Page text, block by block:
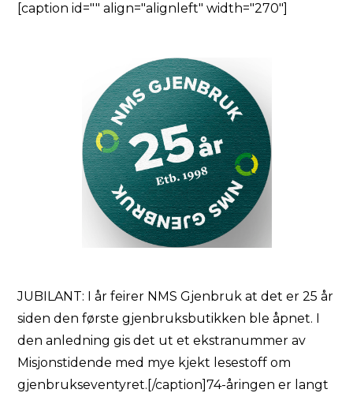
[caption id="" align="alignleft" width="270"]
JUBILANT: I år feirer NMS Gjenbruk at det er 25 år
siden den første gjenbruksbutikken ble åpnet. I
den anledning gis det ut et ekstranummer av
Misjonstidende med mye kjekt lesestoff om
gjenbrukseventyret.[/caption]74-åringen er langt